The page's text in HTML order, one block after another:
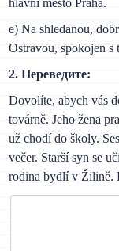
e) Na shledanou,
Ostravou, spokojen s
2. Переведите:
Dovolíte, abych vás
továrně. Jeho žena
už chodí do školy.
večer. Starší syn se
rodina bydlí v Žilině.